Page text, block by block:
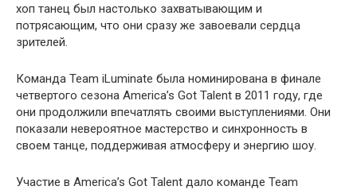
хоп танец был настолько захватывающим и
потрясающим, что они сразу же завоевали сердца
зрителей.
Команда Team iLuminate была номинирована в финале
четвертого сезона America’s Got Talent в 2011 году, где
они продолжили впечатлять своими выступлениями. Они
показали невероятное мастерство и синхронность в
своем танце, поддерживая атмосферу и энергию шоу.
Участие в America’s Got Talent дало команде Team